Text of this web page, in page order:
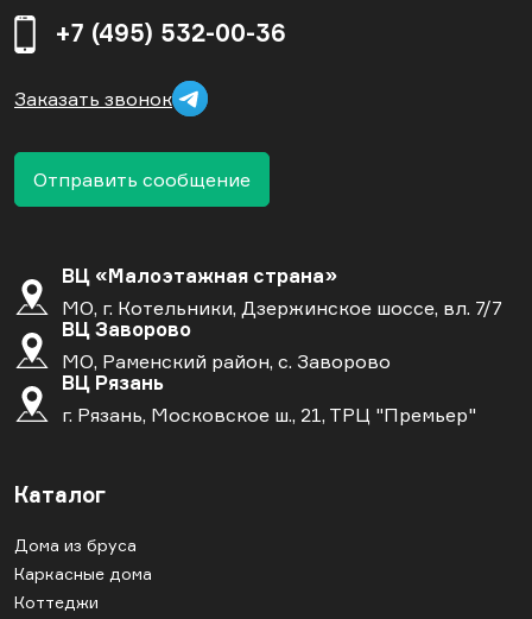
+7 (495) 532-00-36
Заказать звонок
Отправить сообщение
ВЦ «Малоэтажная страна»
МО, г. Котельники, Дзержинское шоссе, вл. 7/7
ВЦ Заворово
МО, Раменский район, с. Заворово
ВЦ Рязань
г. Рязань, Московское ш., 21, ТРЦ "Премьер"
Каталог
Дома из бруса
Каркасные дома
Коттеджи